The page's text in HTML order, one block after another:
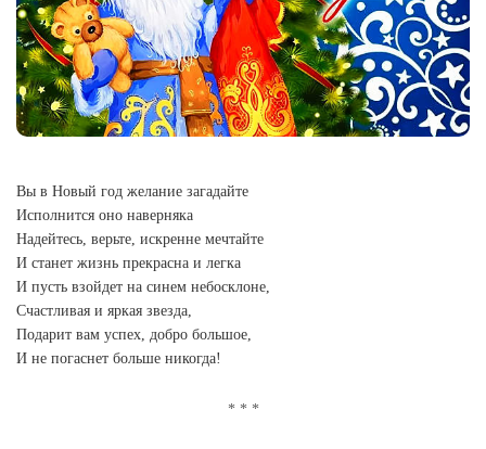
Вы в Новый год желание загадайте
Исполнится оно наверняка
Надейтесь, верьте, искренне мечтайте
И станет жизнь прекрасна и легка
И пусть взойдет на синем небосклоне,
Счастливая и яркая звезда,
Подарит вам успех, добро большое,
И не погаснет больше никогда!